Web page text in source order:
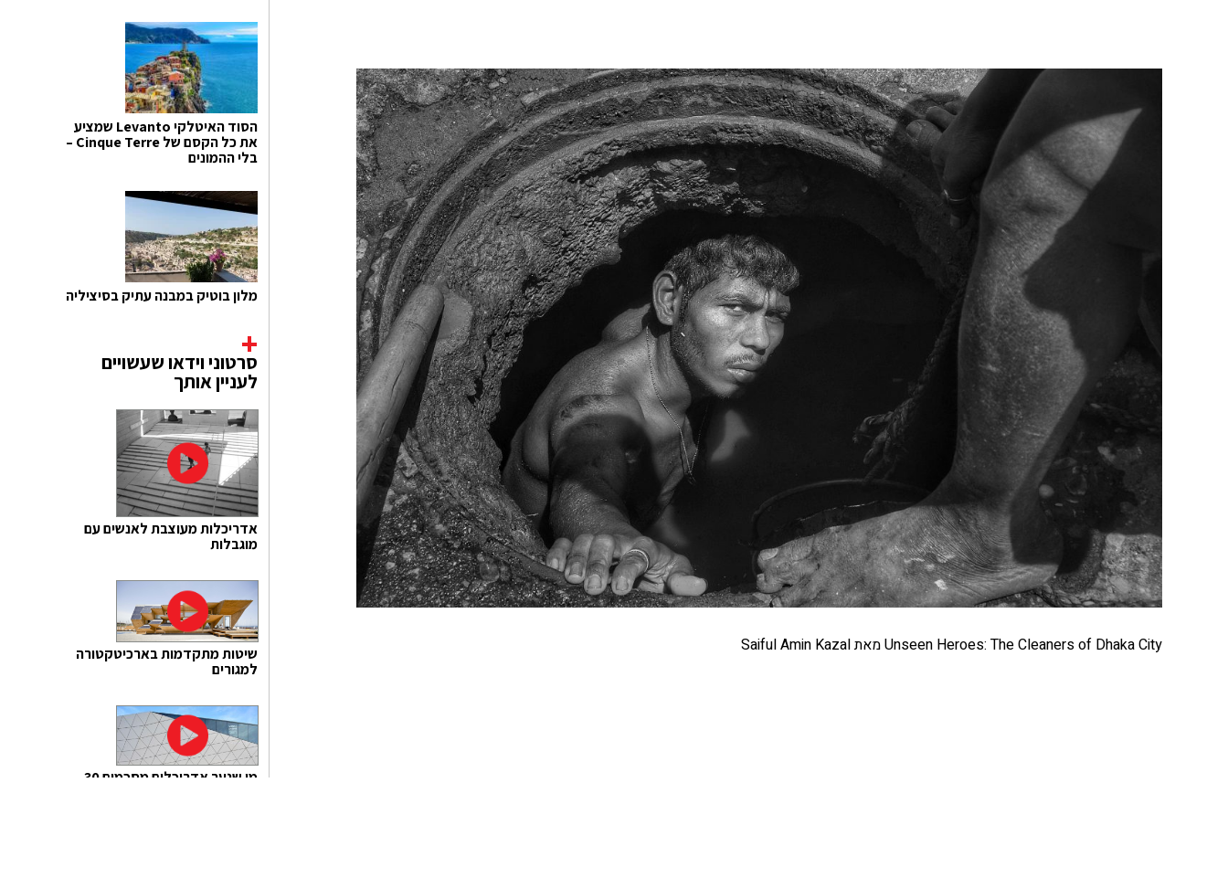
Unseen Heroes: The Cleaners of Dhaka City מאת Saiful Amin Kazal
הסוד האיטלקי Levanto שמציע
את כל הקסם של Cinque Terre –
בלי ההמונים
מלון בוטיק במבנה עתיק בסיציליה
סרטוני וידאו שעשויים
לעניין אותך
אדריכלות מעוצבת לאנשים עם
מוגבלות
שיטות מתקדמות בארכיטקטורה
למגורים
מן שנער אדריכלים מסכמים 30